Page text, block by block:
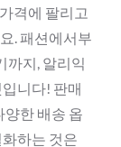
격에 팔리고
. 패션에서부
까지, 알리익
니다! 판매
양한 배송 옵
하는 것은